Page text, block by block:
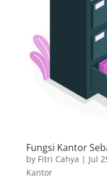
Fungsi Kantor
by Fitri Cahya | Jul
Kantor